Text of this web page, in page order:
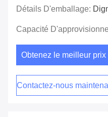
Détails D'emballage:
Capacité
Obtenez le meilleur prix
Contactez-nous